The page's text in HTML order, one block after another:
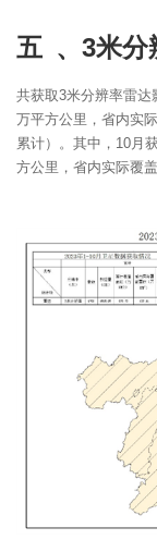
五 、3米分
共获取3米分辨率雷达
万平方公里，省内实
累计）。其中，10月
方公里，省内实际覆